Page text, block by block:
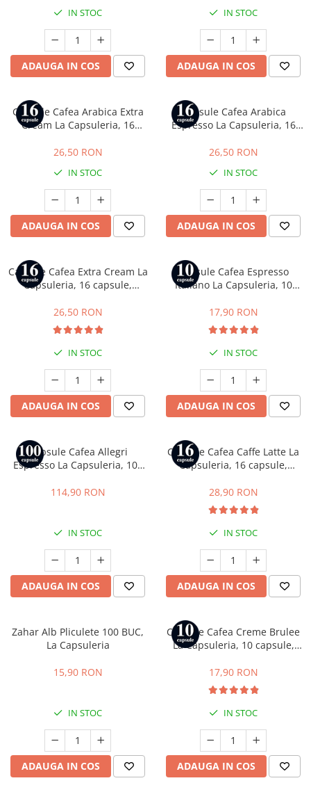
IN STOC
ADAUGA IN COS
IN STOC
ADAUGA IN COS
Capsule Cafea Arabica Extra
Cream La Capsuleria, 16
Lavazza a Modo Mio
26,50 RON
IN STOC
ADAUGA IN COS
Capsule Cafea Arabica
Espresso La Capsuleria, 16
Gusto
26,50 RON
IN STOC
ADAUGA IN COS
Capsule Cafea Extra Cream La
Capsuleria, 16 capsule,
26,50 RON
IN STOC
ADAUGA IN COS
Capsule Cafea Espresso
Italiano La Capsuleria, 10
Nespresso
17,90 RON
IN STOC
ADAUGA IN COS
Capsule Cafea Allegri
Espresso La Capsuleria, 100
Nespresso
114,90 RON
IN STOC
ADAUGA IN COS
Capsule Cafea Caffe Latte La
Capsuleria, 16 capsule,
28,90 RON
IN STOC
ADAUGA IN COS
Zahar Alb Pliculete 100 BUC,
La Capsuleria
15,90 RON
IN STOC
ADAUGA IN COS
Capsule Cafea Creme Brulee
La Capsuleria, 10 capsule,
17,90 RON
IN STOC
ADAUGA IN COS